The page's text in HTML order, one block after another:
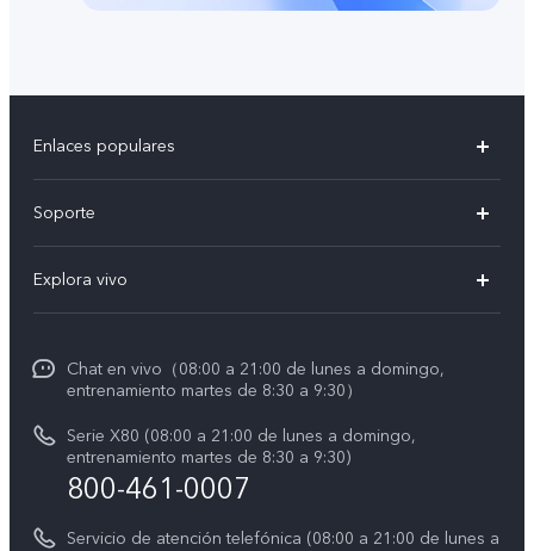
Enlaces populares
V60 Lite 5G
Y29
Soporte
Funtouch OS
Centro de servicio
Consulta el Precio de los Repuestos
Manual de usuario
Explora vivo
La vida en vivo
Acerca de nosotros
Avisos legales
Chat en vivo（08:00 a 21:00 de lunes a domingo,
entrenamiento martes de 8:30 a 9:30）
Serie X80 (08:00 a 21:00 de lunes a domingo,
entrenamiento martes de 8:30 a 9:30)
800-461-0007
Servicio de atención telefónica (08:00 a 21:00 de lunes a